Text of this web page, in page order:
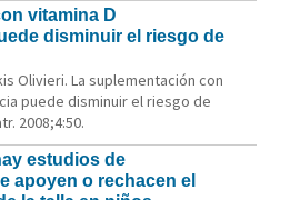
vitamina D
disminuir el riesgo de
Olivieri. La suplementación con
puede disminuir el riesgo de
2008;4:50.
estudios de
apoyen o rechacen el